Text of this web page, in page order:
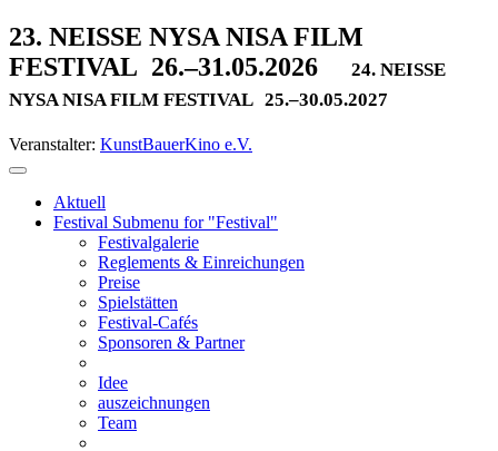
23. NEISSE NYSA NISA FILM
FESTIVAL 26.–31.05.2026
24. NEISSE
NYSA NISA FILM FESTIVAL 25.–30.05.2027
Veranstalter: KunstBauerKino e.V.
Aktuell
Festival Submenu for "Festival"
Festivalgalerie
Reglements & Einreichungen
Preise
Spielstätten
Festival-Cafés
Sponsoren & Partner
Idee
auszeichnungen
Team